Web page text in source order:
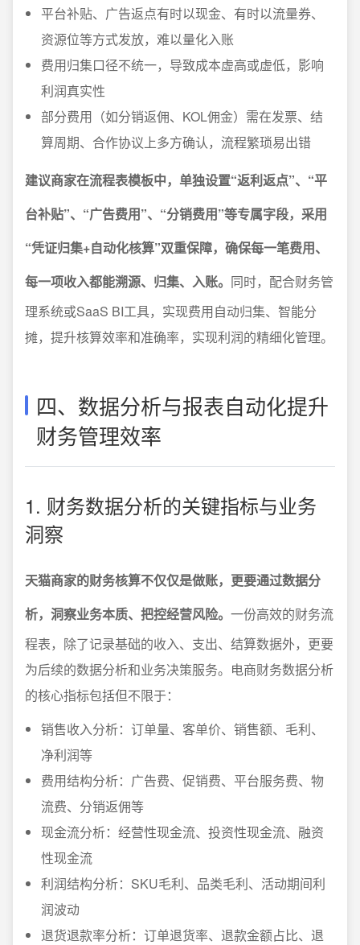
平台补贴、广告返点有时以现金、有时以流量券、
资源位等方式发放，难以量化入账
费用归集口径不统一，导致成本虚高或虚低，影响
利润真实性
部分费用（如分销返佣、KOL佣金）需在发票、结
算周期、合作协议上多方确认，流程繁琐易出错
建议商家在流程表模板中，单独设置“返利返点”、“平
台补贴”、“广告费用”、“分销费用”等专属字段，采用
“凭证归集+自动化核算”双重保障，确保每一笔费用、
每一项收入都能溯源、归集、入账。 同时，配合财务管
理系统或SaaS BI工具，实现费用自动归集、智能分
摊，提升核算效率和准确率，实现利润的精细化管理。
四、数据分析与报表自动化提升
财务管理效率
1. 财务数据分析的关键指标与业务
洞察
天猫商家的财务核算不仅仅是做账，更要通过数据分
析，洞察业务本质、把控经营风险。 一份高效的财务流
程表，除了记录基础的收入、支出、结算数据外，更要
为后续的数据分析和业务决策服务。电商财务数据分析
的核心指标包括但不限于：
销售收入分析：订单量、客单价、销售额、毛利、
净利润等
费用结构分析：广告费、促销费、平台服务费、物
流费、分销返佣等
现金流分析：经营性现金流、投资性现金流、融资
性现金流
利润结构分析：SKU毛利、品类毛利、活动期间利
润波动
退货退款率分析：订单退货率、退款金额占比、退